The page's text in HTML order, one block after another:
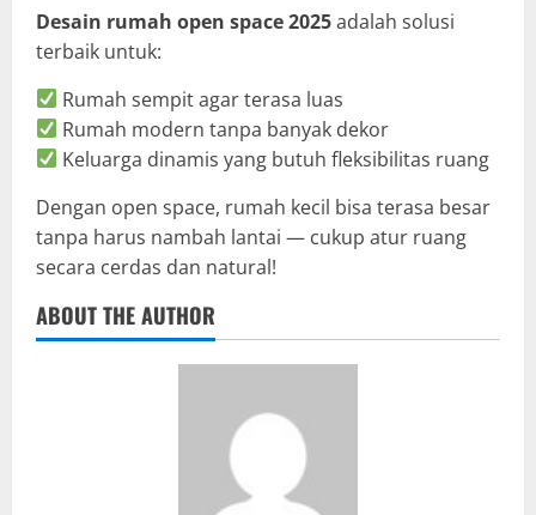
Desain rumah open space 2025adalah solusi
terbaik untuk:
Rumah sempit agar terasa luas
Rumah modern tanpa banyak dekor
Keluarga dinamis yang butuh fleksibilitas ruang
Dengan open space, rumah kecil bisa terasa besar
tanpa harus nambah lantai — cukup atur ruang
secara cerdas dan natural!
ABOUT THE AUTHOR